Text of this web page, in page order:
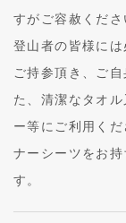
すがご容赦くださ
登山者の皆様に
ご持参頂き、ご
た、清潔なタオ
ー等にご利用く
ナーシーツをお
す。